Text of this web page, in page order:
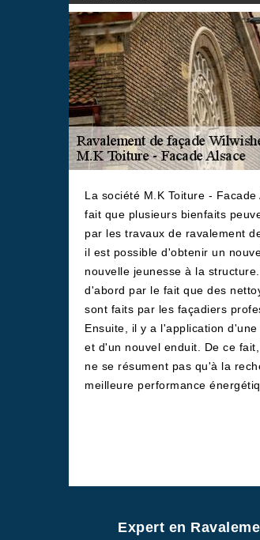
La société M.K Toiture -
fait que plusieurs bienfaits
par les travaux de ravalement
il est possible d'obtenir un
nouvelle jeunesse à la
d'abord par le fait que des
sont faits par les façadiers
Ensuite, il y a l'application
et d'un nouvel enduit. De ce
ne se résument pas qu'à la
meilleure performance
Expert en